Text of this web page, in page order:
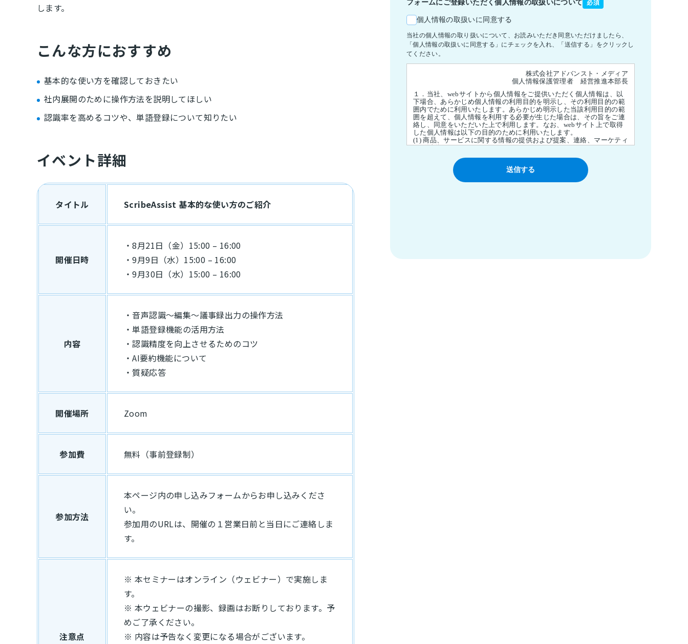
します。
こんな方におすすめ
基本的な使い方を確認しておきたい
社内展開のために操作方法を説明してほしい
認識率を高めるコツや、単語登録について知りたい
イベント詳細
タイトル ScribeAssist 基本的な使い方のご紹介
開催日時
・8月21日（金）15:00 – 16:00
・9月9日（水）15:00 – 16:00
・9月30日（水）15:00 – 16:00
内容
・音声認識～編集～議事録出力の操作方法
・単語登録機能の活用方法
・認識精度を向上させるためのコツ
・AI要約機能について
・質疑応答
開催場所 Zoom
参加費 無料（事前登録制）
参加方法
本ページ内の申し込みフォームからお申し込みくださ
い。
参加用のURLは、開催の１営業日前と当日にご連絡しま
す。
注意点
※ 本セミナーはオンライン（ウェビナー）で実施しま
す。
※ 本ウェビナーの撮影、録画はお断りしております。予
めご了承ください。
※ 内容は予告なく変更になる場合がございます。